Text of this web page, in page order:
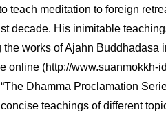
teach meditation to foreign
decade. His inimitable
works of Ajahn
(http://
Dhamma Proclamation
teachings of different